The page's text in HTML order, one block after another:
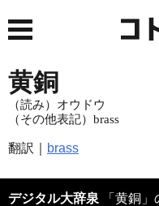
黄銅
（読み）オウドウ
（その他表記）brass
翻訳｜ brass
デジタル大辞泉 「黄銅